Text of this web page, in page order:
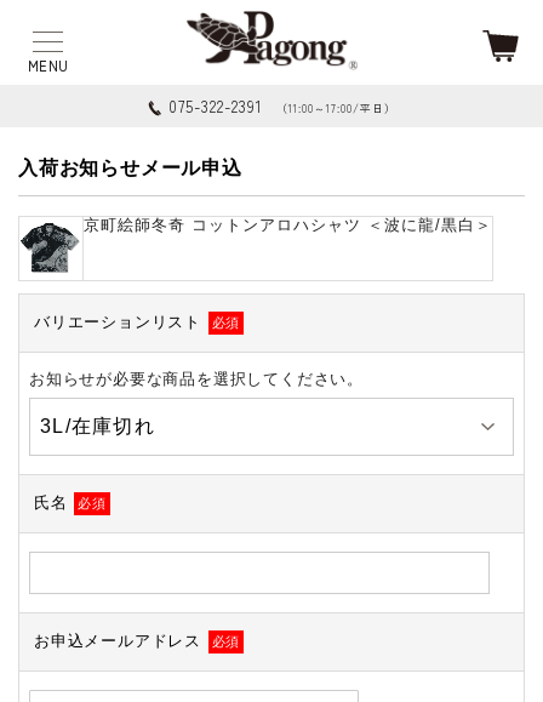
075-322-2391 （11:00～17:00/平日）
入荷お知らせメール申込
京町絵師冬奇 コットンアロハシャツ ＜波に龍/黒白＞
バリエーションリスト 必須
お知らせが必要な商品を選択してください。
氏名 必須
お申込メールアドレス 必須